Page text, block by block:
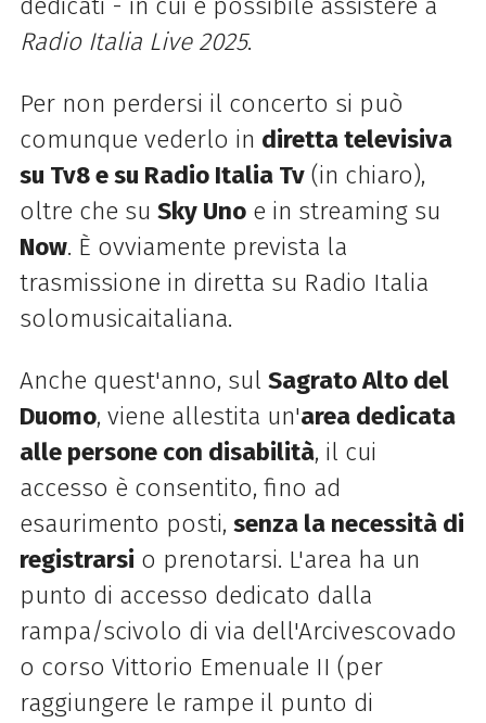
Radio Italia Live 2025.
Per non perdersi il concerto si può
comunque vederlo in diretta televisiva
su Tv8 e su Radio Italia Tv(in chiaro),
oltre che su Sky Unoe in streaming su
Now. È ovviamente prevista la
trasmissione in diretta su Radio Italia
solomusicaitaliana.
Anche quest'anno, sul Sagrato Alto del
Duomo, viene allestita un'area dedicata
alle persone con disabilità, il cui
accesso è consentito, fino ad
esaurimento posti, senza la necessità di
registrarsi o prenotarsi. L'area ha un
punto di accesso dedicato dalla
rampa/scivolo di via dell'Arcivescovado
o corso Vittorio Emenuale II (per
raggiungere le rampe il punto di